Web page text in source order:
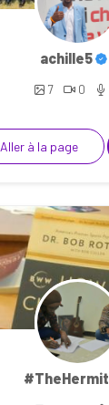
achille5
7 0
Aller à la page
#TheHermit